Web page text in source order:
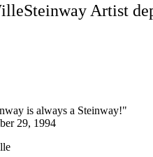
Steinway Artist
is always a Steinway!"
29, 1994